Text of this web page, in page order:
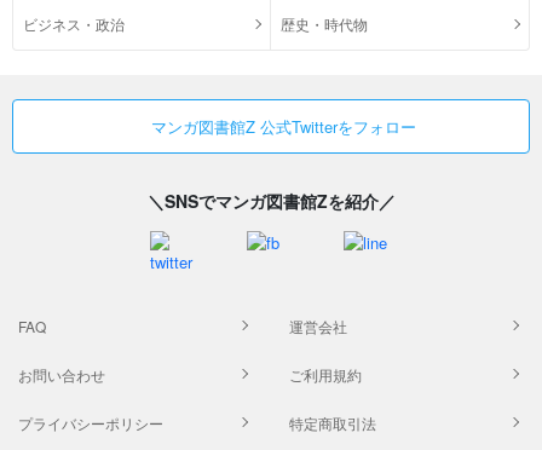
ビジネス・政治 歴史・時代物
マンガ図書館Z 公式Twitterをフォロー
＼SNSでマンガ図書館Zを紹介／
FAQ 運営会社
お問い合わせ ご利用規約
プライバシーポリシー 特定商取引法